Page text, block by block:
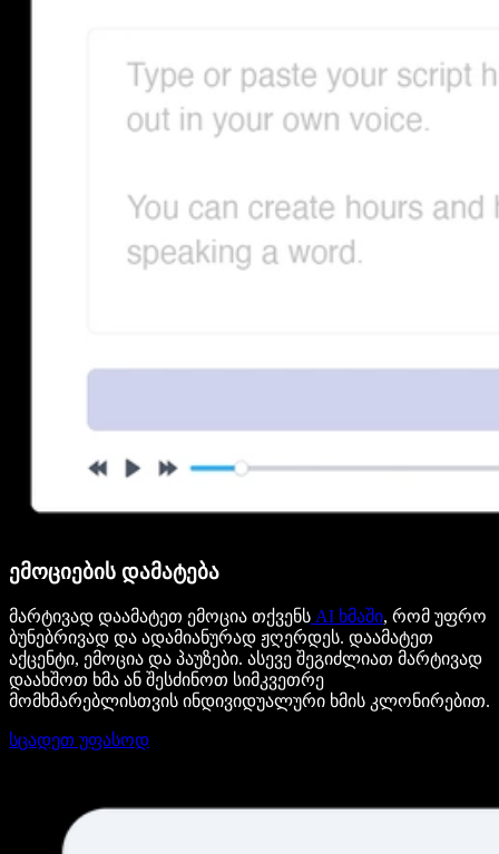
ემოციების დამატება
მარტივად დაამატეთ ემოცია თქვენს AI ხმაში, რომ უფრო
ბუნებრივად და ადამიანურად ჟღერდეს. დაამატეთ
აქცენტი, ემოცია და პაუზები. ასევე შეგიძლიათ მარტივად
დაახშოთ ხმა ან შესძინოთ სიმკვეთრე
მომხმარებლისთვის ინდივიდუალური ხმის კლონირებით.
სცადეთ უფასოდ